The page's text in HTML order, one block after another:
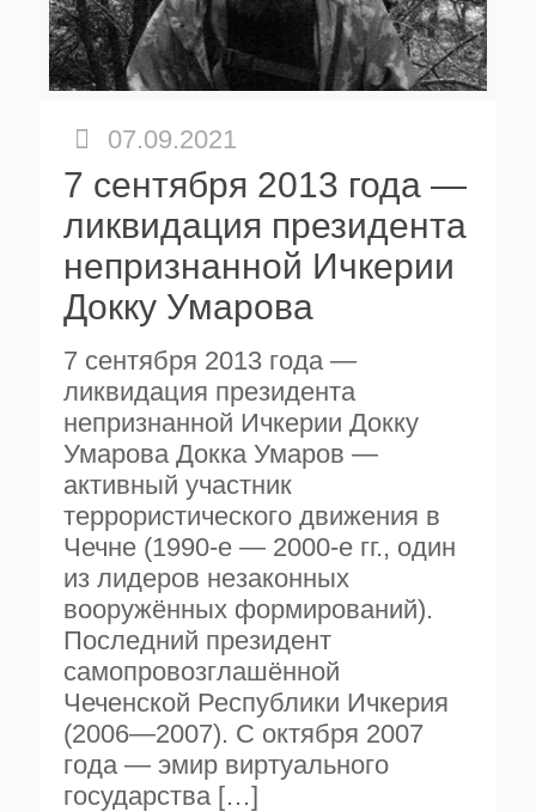
07.09.2021
7 сентября 2013 года —
ликвидация президента
непризнанной Ичкерии
Докку Умарова
7 сентября 2013 года —
ликвидация президента
непризнанной Ичкерии Докку
Умарова Докка Умаров —
активный участник
террористического движения в
Чечне (1990-е — 2000-е гг., один
из лидеров незаконных
вооружённых формирований).
Последний президент
самопровозглашённой
Чеченской Республики Ичкерия
(2006—2007). С октября 2007
года — эмир виртуального
государства […]